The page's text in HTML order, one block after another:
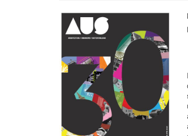
Barra
lateral
del
artículo